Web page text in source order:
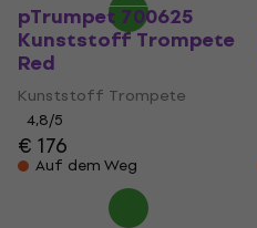
pTrumpet 700625
Kunststoff Trompete
Red
Kunststoff Trompete
4,8/5
€ 176
Auf dem Weg